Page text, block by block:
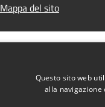
Mappa del sito
Questo sito web
alla navigazione